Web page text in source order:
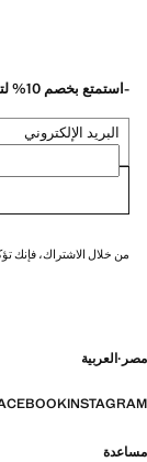
-استمتع بخصم 10% لتسوقك القادم عند اشتراكك في نشرتنا الاخبارية
البريد الإلكتروني
من خلال الاشتراك، فإنك
مصر ·العربية
INSTAGRAM
مساعدة